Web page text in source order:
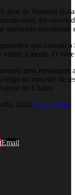
de Vermont
todo, foi
apertando
que criaram
à mente. O
uma
no meu site de
do Chatra.
2024|Nezaradené|
Email